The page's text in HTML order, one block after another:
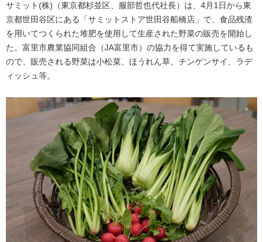
サミット(株)（東京都杉並区、服部哲也代社長）は、4月1日から東
京都世田谷区にある「サミットストア世田谷船橋店」で、食品残渣
を用いてつくられた堆肥を使用して生産された野菜の販売を開始し
た。富里市農業協同組合（JA富里市）の協力を得て実施しているも
ので、販売される野菜は小松菜、ほうれん草、チンゲンサイ、ラデ
ィッシュ等。